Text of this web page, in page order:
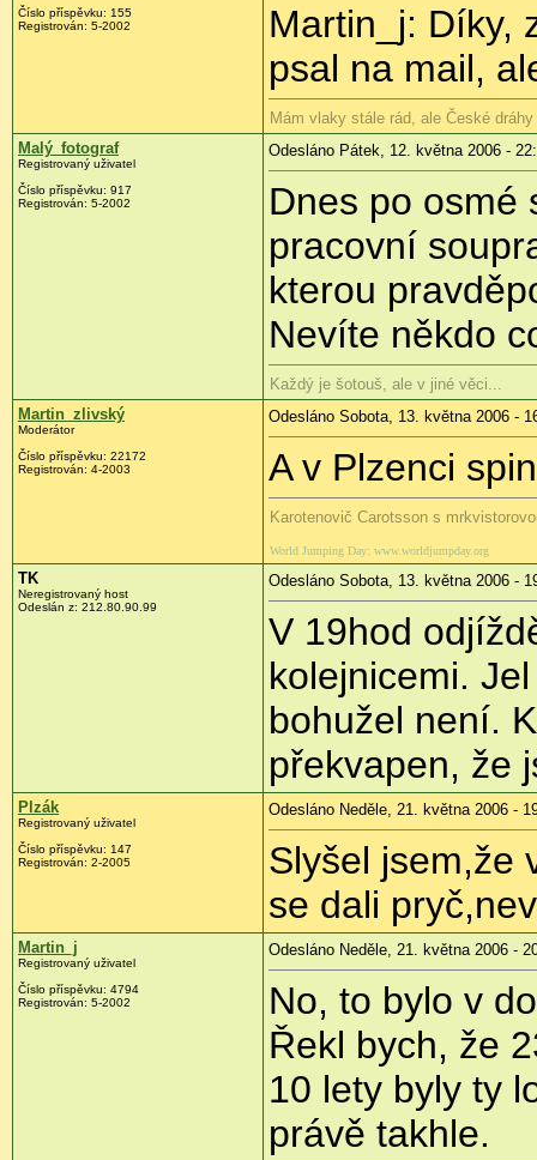
Číslo příspěvku: 155
Registrován: 5-2002
Martin_j: Díky,
psal na mail,
Mám vlaky stále rád, ale České
Malý_fotograf
Registrovaný uživatel
Číslo příspěvku: 917
Registrován: 5-2002
Odesláno Pátek, 12. května 2006 -
Dnes po osmé
pracovní
kterou
Nevíte někdo
Každý je šotouš, ale v jiné věci...
Martin_zlivský
Moderátor
Číslo příspěvku: 22172
Registrován: 4-2003
Odesláno Sobota, 13. května 2006 -
A v Plzenci
Karotenovič Carotsson s
World Jumping Day: www.worldjumpday.org
TK
Neregistrovaný host
Odeslán z: 212.80.90.99
Odesláno Sobota, 13. května 2006 -
V 19hod
kolejnicemi.
bohužel není.
překvapen, že
Plzák
Registrovaný uživatel
Číslo příspěvku: 147
Registrován: 2-2005
Odesláno Neděle, 21. května 2006 -
Slyšel jsem,že
se dali
Martin_j
Registrovaný uživatel
Číslo příspěvku: 4794
Registrován: 5-2002
Odesláno Neděle, 21. května 2006 -
No, to bylo v
Řekl bych, že
10 lety byly ty
právě takhle.